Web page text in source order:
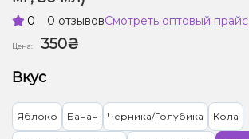
0 0 отзывовСмотреть оптовый прайс
Цена:
350₴
Вкус
Яблоко Банан Черника/Голубика Кола